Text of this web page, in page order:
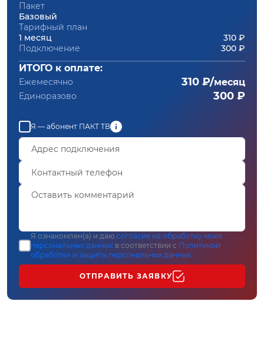
Пакет
Базовый
Тарифный план
1 месяц
310 ₽
Подключение
300 ₽
ИТОГО к оплате:
Ежемесячно 310 ₽/месяц
Единоразово 300 ₽
Я — абонент ПАКТ ТВ
Я ознакомлен(а) и даю согласие на обработку моих
персональных данных в соответствии с Политикой
обработки и защиты персональных данных
ОТПРАВИТЬ ЗАЯВКУ